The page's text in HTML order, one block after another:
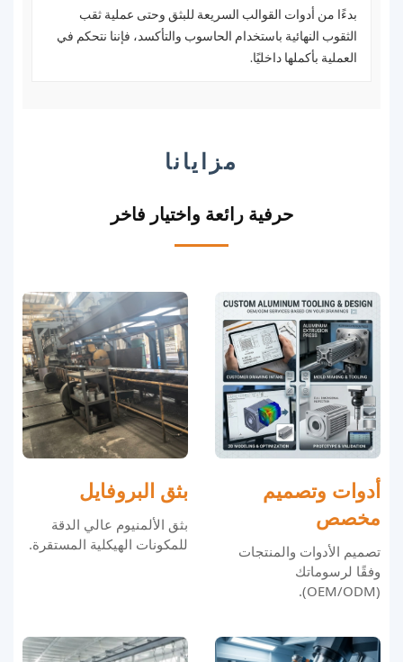
بدءًا من أدوات القوالب السريعة للبثق وحتى عملية ثقب
الثقوب النهائية باستخدام الحاسوب والتأكسد، فإننا نتحكم في
العملية بأكملها داخليًا.
مزايانا
حرفية رائعة واختيار فاخر
أدوات وتصميم
مخصص
تصميم الأدوات والمنتجات
وفقًا لرسوماتك
(OEM/ODM).
بثق البروفايل
بثق الألمنيوم عالي الدقة
للمكونات الهيكلية المستقرة.